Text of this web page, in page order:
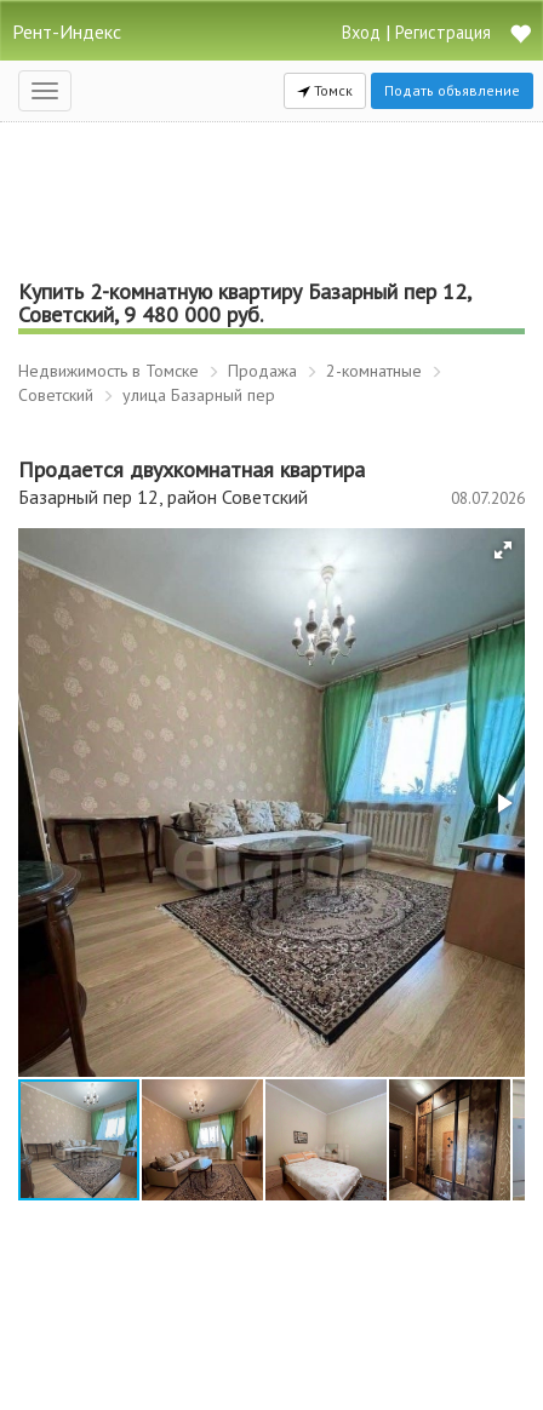
Рент-Индекс Вход | Регистрация
Открыть
навигацию
Томск Подать объявление
Купить 2-комнатную квартиру Базарный пер 12,
Советский, 9 480 000 руб.
Недвижимость в Томске Продажа
2-комнатные
Советский
улица Базарный пер
Продается двухкомнатная квартира
Базарный пер 12, район Советский 08.07.2026